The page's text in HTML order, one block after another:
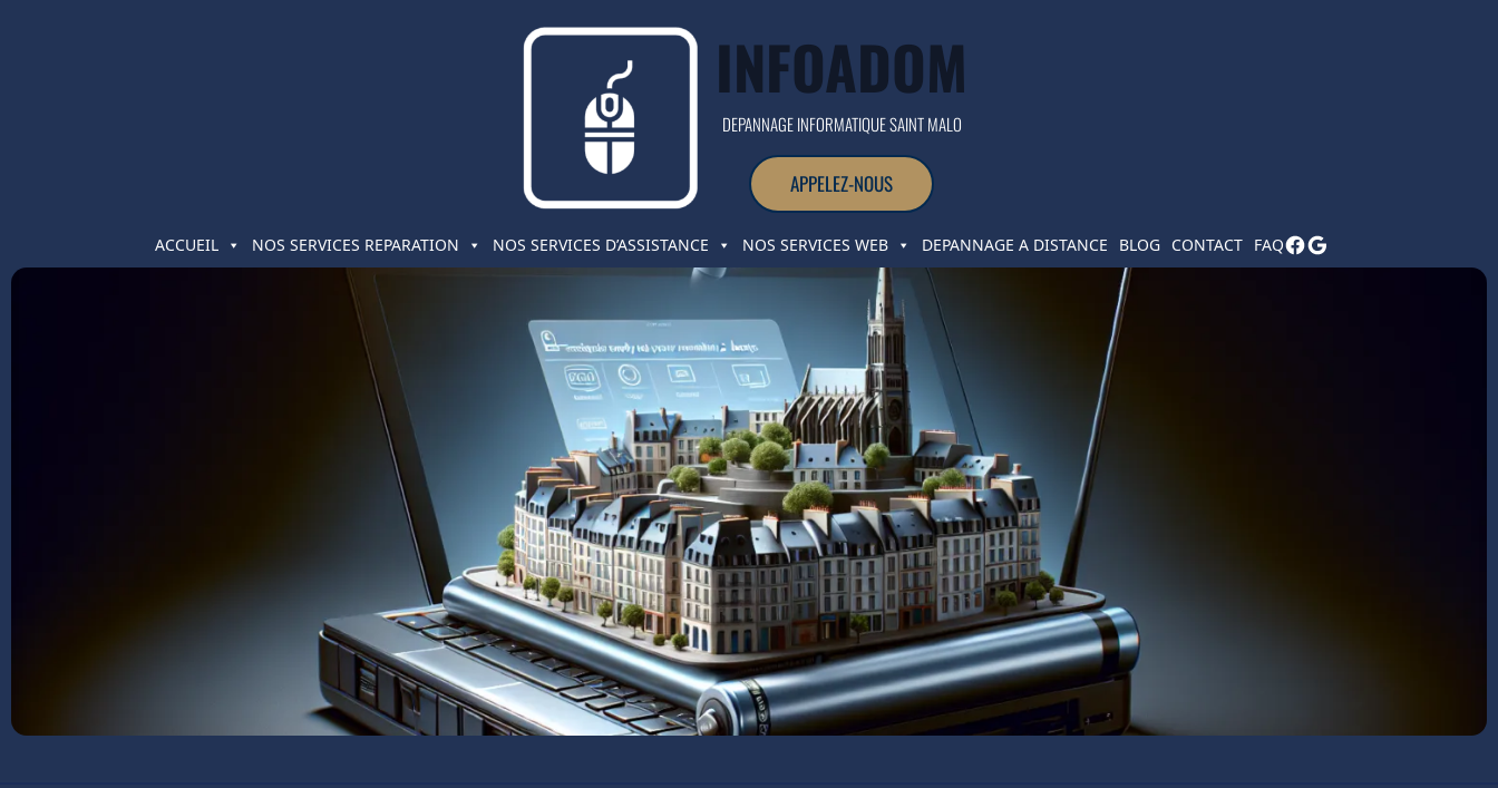
INFOADOM
DEPANNAGE INFORMATIQUE SAINT MALO
APPELEZ-NOUS
ACCUEIL NOS SERVICES REPARATION NOS SERVICES D’ASSISTANCE NOS SERVICES WEB DEPANNAGE A DISTANCE BLOG CONTACT FAQ